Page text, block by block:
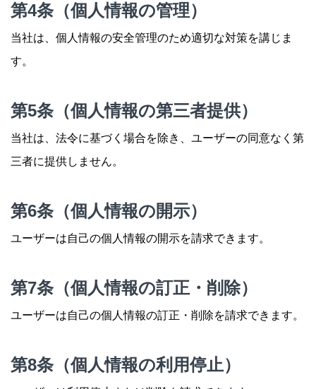
第4条（個人情報の管理）
当社は、個人情報の安全管理のため適切な対策を講じま
す。
第5条（個人情報の第三者提供）
当社は、法令に基づく場合を除き、ユーザーの同意なく第
三者に提供しません。
第6条（個人情報の開示）
ユーザーは自己の個人情報の開示を請求できます。
第7条（個人情報の訂正・削除）
ユーザーは自己の個人情報の訂正・削除を請求できます。
第8条（個人情報の利用停止）